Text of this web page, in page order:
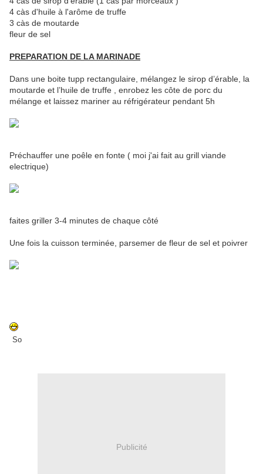
4 càs d'huile à l'arôme de truffe
3 càs de moutarde
fleur de sel
PREPARATION DE LA MARINADE
Dans une boite tupp rectangulaire, mélangez le sirop d’érable, la
moutarde et l’huile de truffe , enrobez les côte de porc du
mélange et laissez mariner au réfrigérateur pendant 5h
Préchauffer une poêle en fonte ( moi j'ai fait au grill viande
electrique)
faites griller 3-4 minutes de chaque côté
Une fois la cuisson terminée, parsemer de fleur de sel et poivrer
So
Publicité